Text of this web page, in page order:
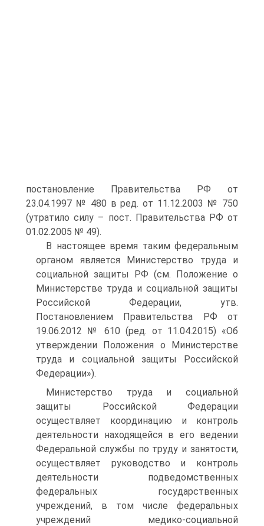
постановление Правительства РФ от
23.04.1997 № 480 в ред. от 11.12.2003 № 750
(утратило силу – пост. Правительства РФ от
01.02.2005 № 49).
В настоящее время таким федеральным
органом является Министерство труда и
социальной защиты РФ (см. Положение о
Министерстве труда и социальной защиты
Российской Федерации, утв.
Постановлением Правительства РФ от
19.06.2012 № 610 (ред. от 11.04.2015) «Об
утверждении Положения о Министерстве
труда и социальной защиты Российской
Федерации»).
Министерство труда и социальной
защиты Российской Федерации
осуществляет координацию и контроль
деятельности находящейся в его ведении
Федеральной службы по труду и занятости,
осуществляет руководство и контроль
деятельности подведомственных
федеральных государственных
учреждений, в том числе федеральных
учреждений медико-социальной